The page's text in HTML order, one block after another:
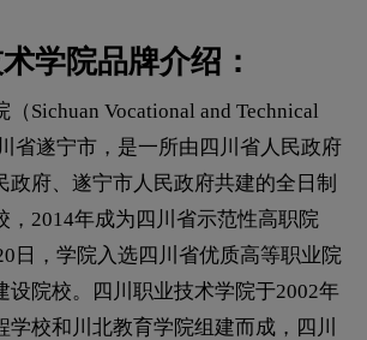
学院品牌介绍：
Sichuan Vocational and Technical
省遂宁市，是一所由四川省人民政府
政府、遂宁市人民政府共建的全日制
，2014年成为四川省示范性高职院
日，学院入选四川省优质高等职业院
设院校。四川职业技术学院于2002年
学校和川北教育学院组建而成，四川